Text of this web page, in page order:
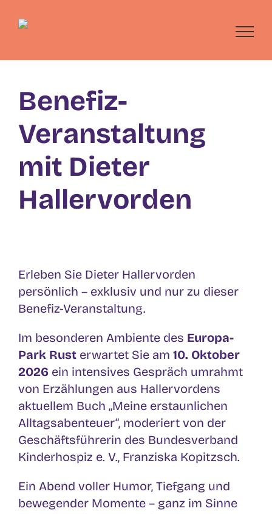
Benefiz-
Veranstaltung
mit Dieter
Hallervorden
Erleben Sie Dieter Hallervorden
persönlich – exklusiv und nur zu dieser
Benefiz-Veranstaltung.
Im besonderen Ambiente des Europa-
Park Rusterwartet Sie am 10. Oktober
2026ein intensives Gespräch umrahmt
von Erzählungen aus Hallervordens
aktuellem Buch „Meine erstaunlichen
Alltagsabenteuer“, moderiert von der
Geschäftsführerin des Bundesverband
Kinderhospiz e. V., Franziska Kopitzsch.
Ein Abend voller Humor, Tiefgang und
bewegender Momente – ganz im Sinne